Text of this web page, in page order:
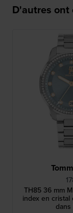
D'autres ont
TH85 36 mm
index en